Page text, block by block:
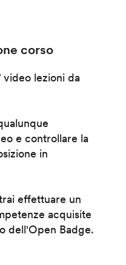
corso
video lezioni da
e controllare la
in
effettuare un
acquisite
dell'Open Badge.